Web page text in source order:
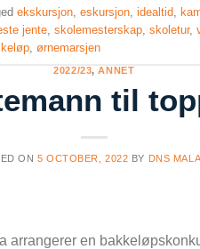
ekskursjon ,eskursjon ,idealtid
jente ,skolemesterskap ,skoletur,
ørnemarsjen
2022/23,ANNET
til
ON 5 OCTOBER, 2022 BY DNS
arrangerer en